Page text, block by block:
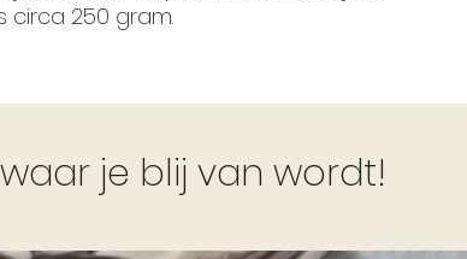
circa 250 gram.
je blij van wordt!